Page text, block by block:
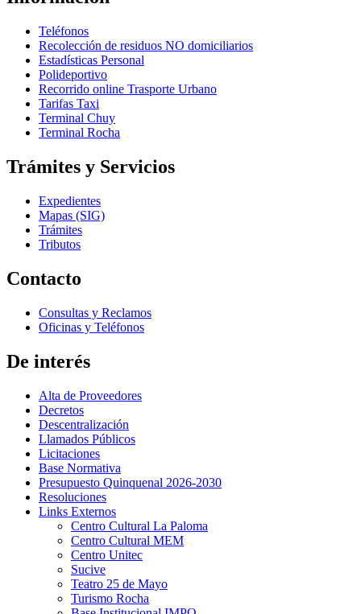
Teléfonos
Recolección de residuos NO domiciliarios
Estadísticas Personal
Polideportivo
Recorrido online Trasporte Urbano
Tarifas Taxi
Terminal Chuy
Terminal Rocha
Trámites y Servicios
Expedientes
Mapas (SIG)
Trámites
Tributos
Contacto
Consultas y Reclamos
Oficinas y Teléfonos
De interés
Alta de Proveedores
Decretos
Descentralización
Llamados Públicos
Licitaciones
Base Normativa
Presupuesto Quinquenal 2026-2030
Resoluciones
Links Externos
Centro Cultural La Paloma
Centro Cultural MEM
Centro Unitec
Sucive
Teatro 25 de Mayo
Turismo Rocha